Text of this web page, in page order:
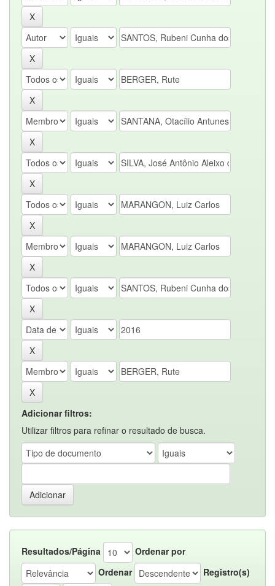
Adicionar filtros:
Utilizar filtros para refinar o resultado de busca.
Resultados/Página
Ordenar por
Ordenar
Registro(s)